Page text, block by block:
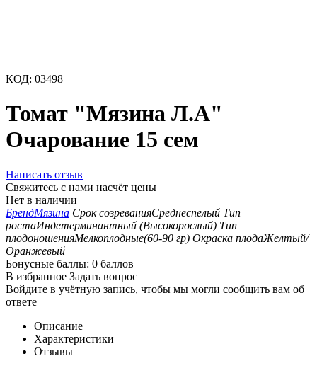
КОД: 03498
Томат "Мязина Л.А"
Очарование 15 сем
Написать отзыв
Свяжитесь с нами насчёт цены
Нет в наличии
БрендМязина Срок созреванияСреднеспелый Тип
ростаИндетерминантный (Высокорослый) Тип
плодоношенияМелкоплодные(60-90 гр) Окраска плодаЖелтый/
Оранжевый
Бонусные баллы: 0 баллов
В избранное Задать вопрос
Войдите в учётную запись, чтобы мы могли сообщить вам об
ответе
Описание
Характеристики
Отзывы